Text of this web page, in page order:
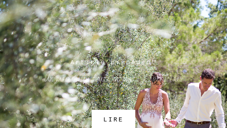
Article précédent
Un mariage en toute intimité à Spéracèdes
LIRE